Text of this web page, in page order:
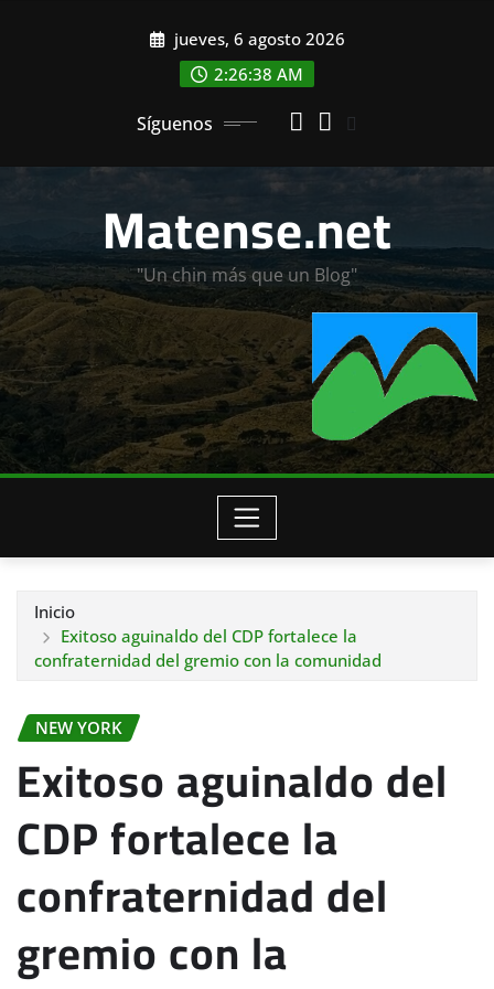
jueves, 6 agosto 2026
2:26:40 AM
Síguenos
Matense.net
"Un chin más que un Blog"
Inicio
Exitoso aguinaldo del CDP fortalece la
confraternidad del gremio con la comunidad
NEW YORK
Exitoso aguinaldo del
CDP fortalece la
confraternidad del
gremio con la